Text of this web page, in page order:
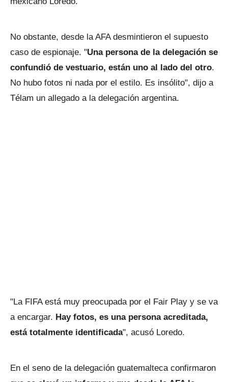
No obstante, desde la AFA desmintieron el supuesto
caso de espionaje. "Una persona de la delegación se
confundió de vestuario, están uno al lado del otro.
No hubo fotos ni nada por el estilo. Es insólito", dijo a
Télam un allegado a la delegación argentina.
"La FIFA está muy preocupada por el Fair Play y se va
a encargar. Hay fotos, es una persona acreditada,
está totalmente identificada", acusó Loredo.
En el seno de la delegación guatemalteca confirmaron